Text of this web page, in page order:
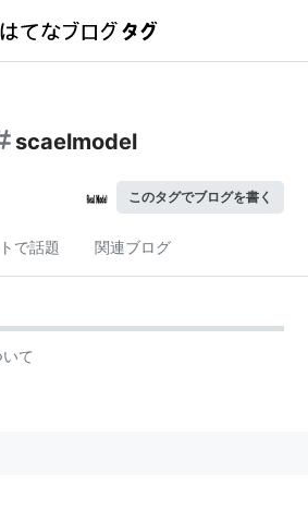
scaelmodel
このタグでブログを書く
で話題 関連ブログ
て